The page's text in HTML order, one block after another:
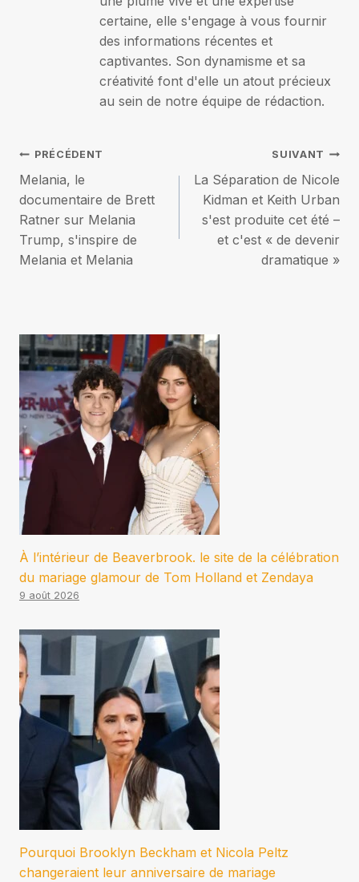
certaine, elle s'engage à vous fournir
des informations récentes et
captivantes. Son dynamisme et sa
créativité font d'elle un atout précieux
au sein de notre équipe de rédaction.
Navigation
de
l’article
PRÉCÉDENT
Melania, le
documentaire de Brett
Ratner sur Melania
Trump, s'inspire de
Melania et Melania
SUIVANT
La Séparation de Nicole
Kidman et Keith Urban
s'est produite cet été –
et c'est « de devenir
dramatique »
À l’intérieur de Beaverbrook. le site de la célébration
du mariage glamour de Tom Holland et Zendaya
9 août 2026
Pourquoi Brooklyn Beckham et Nicola Peltz
changeraient leur anniversaire de mariage